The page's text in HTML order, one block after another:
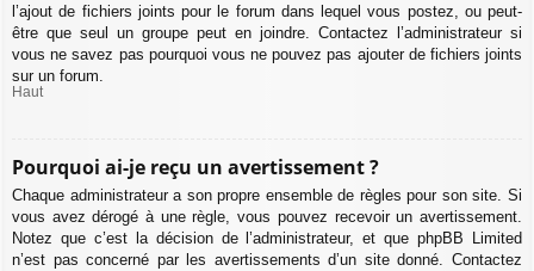
l’ajout de fichiers joints pour le forum dans lequel vous postez, ou peut-
être que seul un groupe peut en joindre. Contactez l’administrateur si
vous ne savez pas pourquoi vous ne pouvez pas ajouter de fichiers joints
sur un forum.
Haut
Pourquoi ai-je reçu un avertissement ?
Chaque administrateur a son propre ensemble de règles pour son site. Si
vous avez dérogé à une règle, vous pouvez recevoir un avertissement.
Notez que c’est la décision de l’administrateur, et que phpBB Limited
n’est pas concerné par les avertissements d’un site donné. Contactez